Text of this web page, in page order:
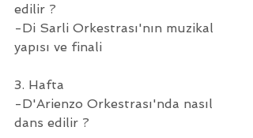
edilir ?
-Di Sarli Orkestrası'nın muzikal
yapısı ve finali
3. Hafta
-D'Arienzo Orkestrası'nda nasıl
dans edilir ?